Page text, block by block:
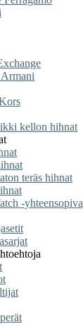
kellon hihnat
teräs hihnat
-yhteensopiva